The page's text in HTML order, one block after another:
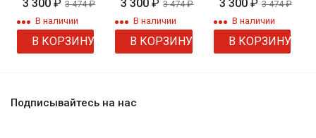
blacksteel"
Steeelnoff
3 300 ₽ 3 474₽
В наличии
В КОРЗИНУ
3 300₽ 3 474₽
В наличии
В КОРЗИНУ
3 300 ₽ 3 474₽
В наличии
В КОРЗИНУ
Подписывайтесь на нас